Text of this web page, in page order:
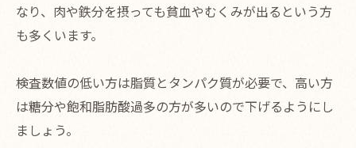
なり、肉や鉄分を摂っても貧血やむくみが出るという方
も多くいます。
検査数値の低い方は脂質とタンパク質が必要で、高い方
は糖分や飽和脂肪酸過多の方が多いので下げるようにし
ましょう。